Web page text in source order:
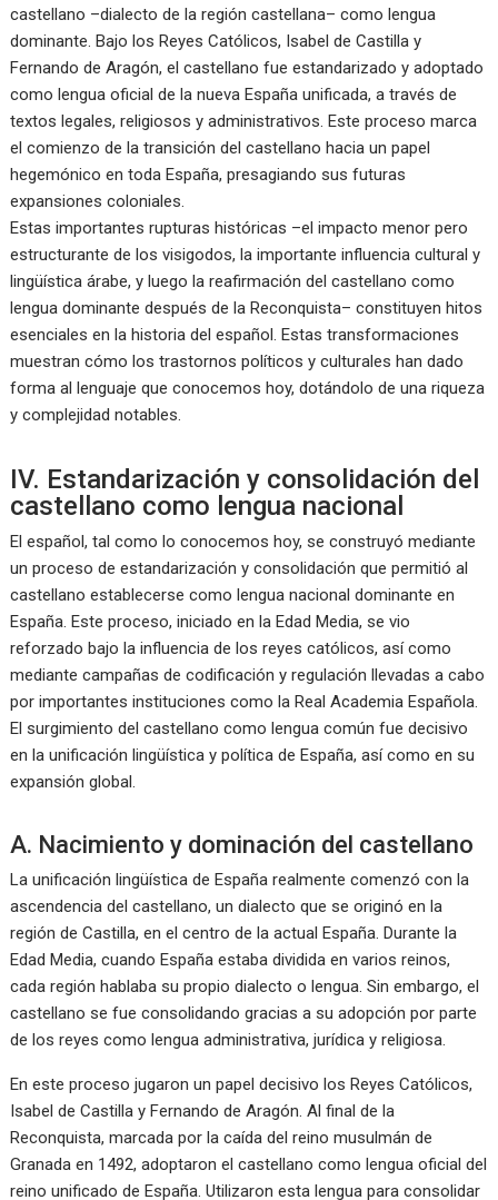
castellano –dialecto de la región castellana– como lengua
dominante. Bajo los Reyes Católicos, Isabel de Castilla y
Fernando de Aragón, el castellano fue estandarizado y adoptado
como lengua oficial de la nueva España unificada, a través de
textos legales, religiosos y administrativos. Este proceso marca
el comienzo de la transición del castellano hacia un papel
hegemónico en toda España, presagiando sus futuras
expansiones coloniales.
Estas importantes rupturas históricas –el impacto menor pero
estructurante de los visigodos, la importante influencia cultural y
lingüística árabe, y luego la reafirmación del castellano como
lengua dominante después de la Reconquista– constituyen hitos
esenciales en la historia del español. Estas transformaciones
muestran cómo los trastornos políticos y culturales han dado
forma al lenguaje que conocemos hoy, dotándolo de una riqueza
y complejidad notables.
IV. Estandarización y consolidación del
castellano como lengua nacional
El español, tal como lo conocemos hoy, se construyó mediante
un proceso de estandarización y consolidación que permitió al
castellano establecerse como lengua nacional dominante en
España. Este proceso, iniciado en la Edad Media, se vio
reforzado bajo la influencia de los reyes católicos, así como
mediante campañas de codificación y regulación llevadas a cabo
por importantes instituciones como la Real Academia Española.
El surgimiento del castellano como lengua común fue decisivo
en la unificación lingüística y política de España, así como en su
expansión global.
A. Nacimiento y dominación del castellano
La unificación lingüística de España realmente comenzó con la
ascendencia del castellano, un dialecto que se originó en la
región de Castilla, en el centro de la actual España. Durante la
Edad Media, cuando España estaba dividida en varios reinos,
cada región hablaba su propio dialecto o lengua. Sin embargo, el
castellano se fue consolidando gracias a su adopción por parte
de los reyes como lengua administrativa, jurídica y religiosa.
En este proceso jugaron un papel decisivo los Reyes Católicos,
Isabel de Castilla y Fernando de Aragón. Al final de la
Reconquista, marcada por la caída del reino musulmán de
Granada en 1492, adoptaron el castellano como lengua oficial del
reino unificado de España. Utilizaron esta lengua para consolidar